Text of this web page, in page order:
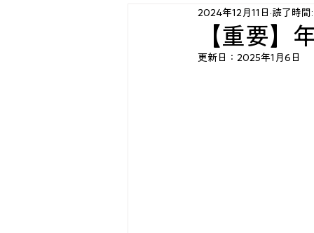
【重要】
2024年12月11日 読了時間
更新日： 2025年1月6日